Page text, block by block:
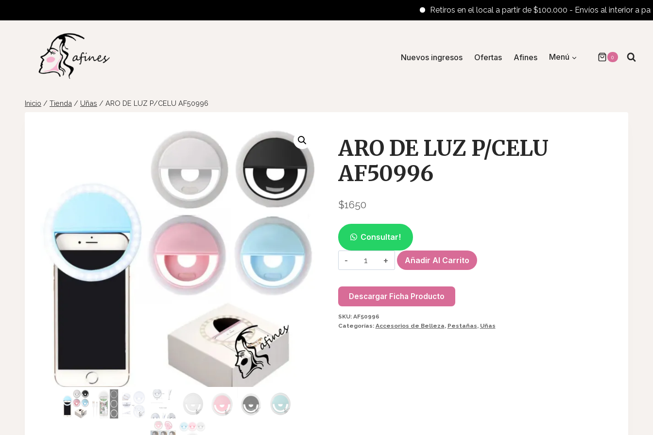
Retiros en el local a partir de $100.000 - Envíos al interior a partir
Nuevos ingresos Ofertas Afines Menú 0
Inicio / Tienda / Uñas / ARO DE LUZ P/CELU AF50996
ARO DE LUZ P/CELU
AF50996
$1650
Consultar!
ARO
DE
P/CELU
AF50996
cantidad
Añadir Al Carrito
Descargar Ficha Producto
SKU: AF50996
Categorías: Accesorios de Belleza, Pestañas, Uñas